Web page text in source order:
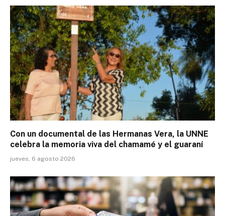
Con un documental de las Hermanas Vera, la UNNE
celebra la memoria viva del chamamé y el guaraní
jueves, 6 agosto 2026